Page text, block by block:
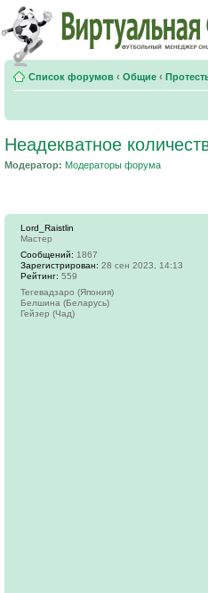
Список форумов ‹ Общие ‹
Неадекватное
Модератор: Модераторы форума
Lord_Raistlin
Мастер
Сообщений: 1867
Зарегистрирован: 28 сен 2023, 14:13
Рейтинг: 559
Тегевадзаро (Япония)
Белшина (Беларусь)
Гейзер (Чад)